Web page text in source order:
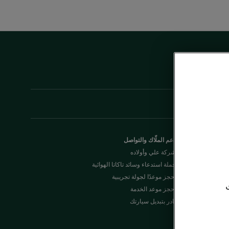
دعم الملّاك والتواصل
شركة علي وأولاده
حملة استدعاء وسائد تاكاتا الهوائية
احجز موعدًا لجولة تجريبية
احجز موعد الخدمة
بادر بتبديل سيارتك